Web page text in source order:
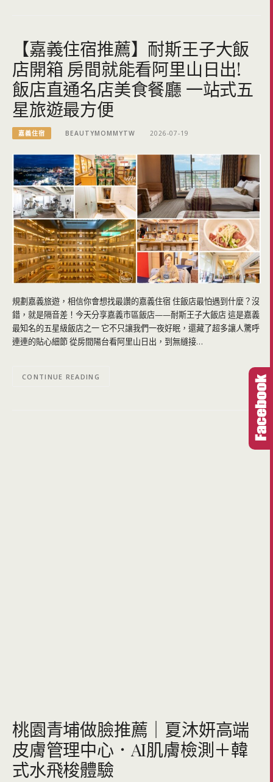
【嘉義住宿推薦】耐斯王子大飯
店開箱 房間就能看阿里山日出!
飯店直通名店美食餐廳 一站式五
星旅遊最方便
嘉義住宿 BEAUTYMOMMYTW 2026-07-19
規劃嘉義旅遊，相信你會想找最讚的嘉義住宿 住飯店最怕遇到什麼？沒
錯，就是隔音差！今天分享嘉義市區飯店——耐斯王子大飯店 這是嘉義
最知名的五星級飯店之一 它不只讓我們一夜好眠，還藏了超多讓人驚呼
連連的貼心細節 從房間陽台看阿里山日出，到無縫接…
CONTINUE READING
桃園青埔做臉推薦｜夏沐妍高端
皮膚管理中心．AI肌膚檢測＋韓
式水飛梭體驗